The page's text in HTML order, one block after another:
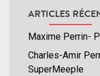
ARTICLES
Maxime Perrin-
Charles-Amir
SuperMeeple